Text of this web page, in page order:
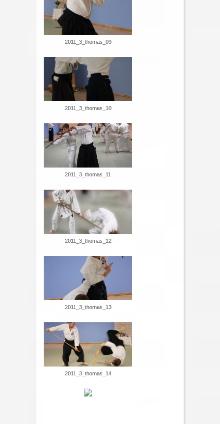
2011_3_thomas_09
2011_3_thomas_10
2011_3_thomas_11
2011_3_thomas_12
2011_3_thomas_13
2011_3_thomas_14